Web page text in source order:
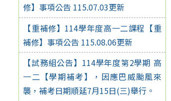
修】事項公告 115.07.03更新
【重補修】114學年度高一二課程【重
補修】事項公告 115.08.06更新
【試務組公告】114學年度第2學期 高
一二【學期補考】，因應巴威颱風來
襲，補考日期順延7月15日(三)舉行。